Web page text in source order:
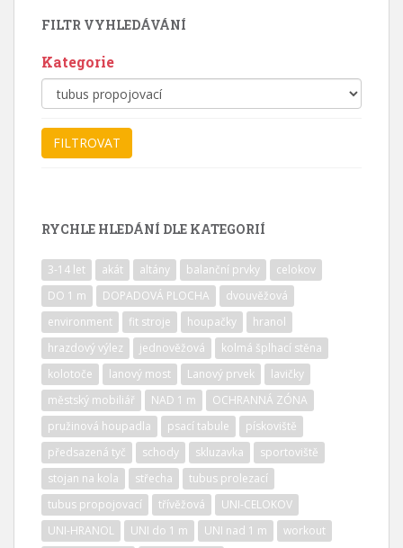
FILTR VYHLEDÁVÁNÍ
Kategorie
RYCHLE HLEDÁNÍ DLE KATEGORIÍ
3-14 let akát altány balanční prvky
celokov
DO 1 m
DOPADOVÁ PLOCHA
dvouvěžová
environment
fit stroje houpačky
hranol
hrazdový výlez
jednověžová
kolmá šplhací stěna
kolotoče
lanový most Lanový prvek
lavičky
městský mobiliář
NAD 1 m
OCHRANNÁ ZÓNA
pružinová houpadla
psací tabule
pískoviště
předsazená tyč
schody skluzavka
sportoviště
stojan na kola
střecha
tubus prolezací
tubus propojovací
třívěžová
UNI-CELOKOV
UNI-HRANOL
UNI do 1 m UNI nad 1 m
workout